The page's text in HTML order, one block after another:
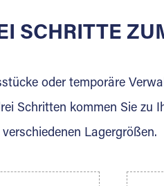
gebaut wurde?
SCHRITTE
oder temporäre
Schritten kommen Sie zu
Lagergrößen.